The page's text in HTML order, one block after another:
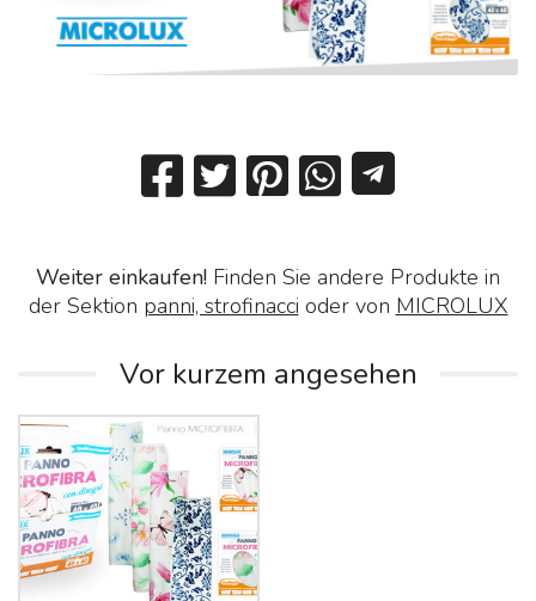
Weiter einkaufen! Finden Sie andere Produkte in
der Sektion panni, strofinacci oder von MICROLUX
Vor kurzem angesehen